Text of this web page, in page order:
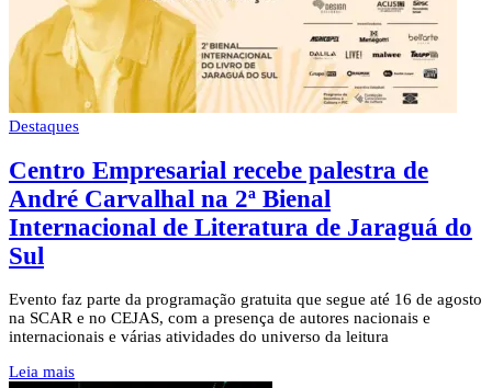
Destaques
Centro Empresarial recebe palestra de
André Carvalhal na 2ª Bienal
Internacional de Literatura de Jaraguá do
Sul
Evento faz parte da programação gratuita que segue até 16 de agosto
na SCAR e no CEJAS, com a presença de autores nacionais e
internacionais e várias atividades do universo da leitura
Leia mais